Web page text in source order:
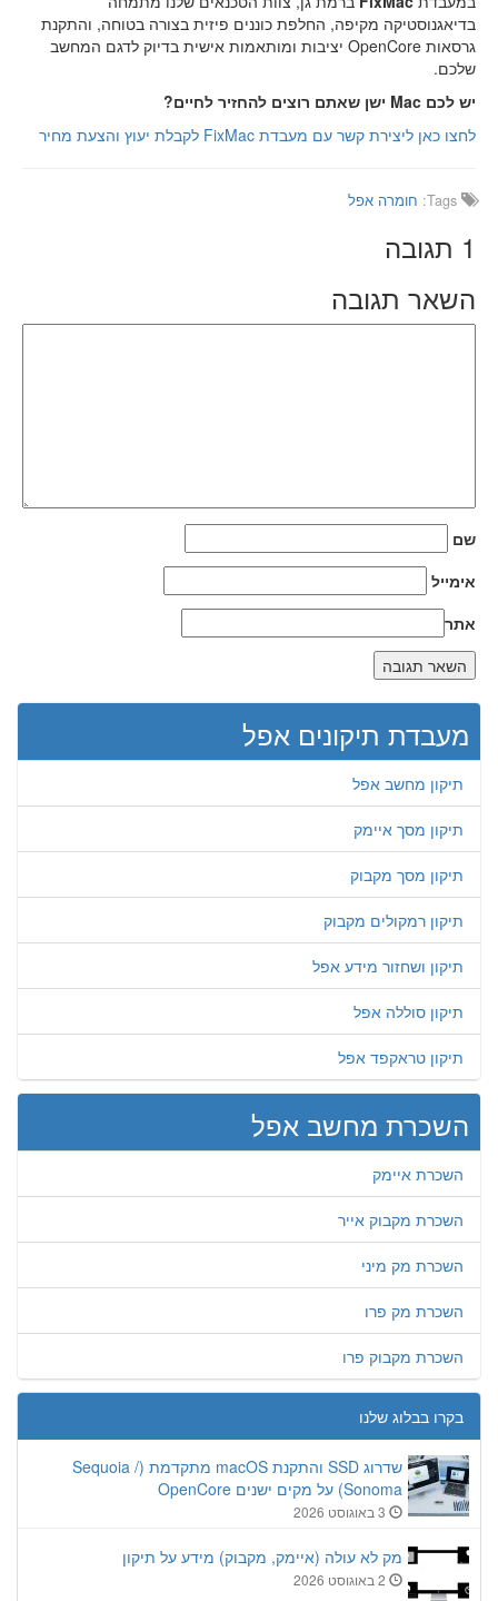
בדיאגנוסטיקה מקיפה, החלפת כוננים פיזית בצורה בטוחה, והתקנת
גרסאות OpenCore יציבות ומותאמות אישית בדיוק לדגם המחשב
שלכם.
יש לכם Mac ישן שאתם רוצים להחזיר לחיים?
לחצו כאן ליצירת קשר עם מעבדת FixMac לקבלת יעוץ והצעת מחיר
חומרה אפל
1 תגובה
השאר תגובה
שם
אימייל
אתר
מעבדת תיקונים אפל
תיקון מחשב אפל
תיקון מסך איימק
תיקון מסך מקבוק
תיקון רמקולים מקבוק
תיקון ושחזור מידע אפל
תיקון סוללה אפל
תיקון טראקפד אפל
השכרת מחשב אפל
השכרת איימק
השכרת מקבוק אייר
השכרת מק מיני
השכרת מק פרו
השכרת מקבוק פרו
בקרו בבלוג שלנו
שדרוג SSD והתקנת macOS מתקדמת (Sequoia /
Sonoma) על מקים ישנים OpenCore
מק לא עולה (איימק, מקבוק) מידע על תיקון